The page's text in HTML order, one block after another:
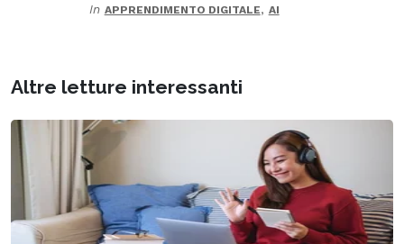
In APPRENDIMENTO DIGITALE, AI
Altre letture interessanti